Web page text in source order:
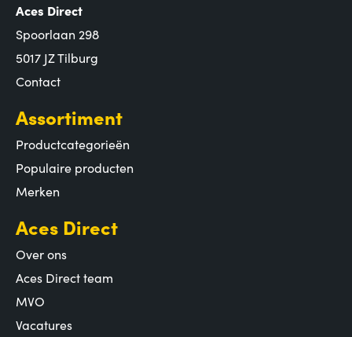
Aces Direct
Spoorlaan 298
5017 JZ Tilburg
Contact
Assortiment
Productcategorieën
Populaire producten
Merken
Aces Direct
Over ons
Aces Direct team
MVO
Vacatures